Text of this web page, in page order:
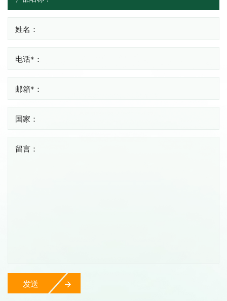
姓名：
电话*：
邮箱*：
国家：
留言：
发送